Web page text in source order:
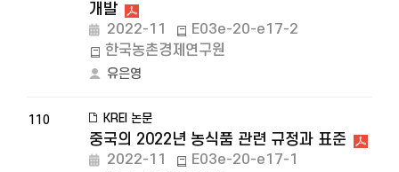
개발
2022-11
E03e-20-e17-2
한국농촌경제연구원
유은영
110 KREI 논문
중국의 2022년 농식품 관련 규정과 표준
2022-11
E03e-20-e17-1